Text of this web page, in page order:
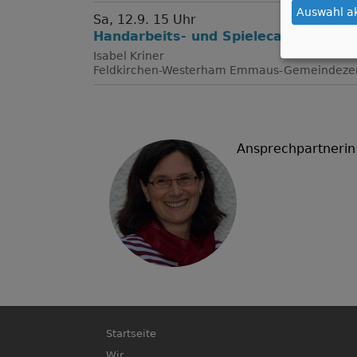
Sa, 12.9. 15 Uhr
Handarbeits- und Spielecafé
Isabel Kriner
Feldkirchen-Westerham Emmaus-
Hauptnavigation
Startseite
Auswahl